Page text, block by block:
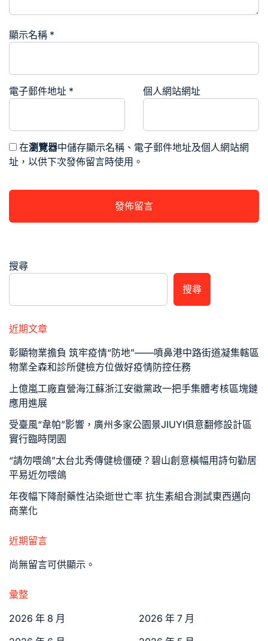
顯示名稱 *
電子郵件地址 * 個人網站網址
在瀏覽器中儲存顯示名稱、電子郵件地址及個人網站網
址，以供下次發佈留言時使用。
搜尋
搜尋
近期文章
彰顯物業擔負 筑牢疫情“防地”——噴鼻港中路街道凝集轄區
物業全森和診所健檢方位做好疫情防控任務
上億嵐工廠直營海江蘇浙江安徽黨政一把手集體考核區塊鏈
應用進展
受臺風“韋帕”影響，廣州多家公園景JIUYI俱意翻修設計區
實行臨時閉園
“請勿喂鴿”太台北秀傳健檢僵硬？碧山創意橫幅用詩句勸居
平易近勿喂鴿
年夜幅下降耐藥性沾染逝世亡率 抗生素組合測試東西邁向
商業化
近期留言
尚無留言可供顯示。
彙整
2026 年 8 月
2026 年 7 月